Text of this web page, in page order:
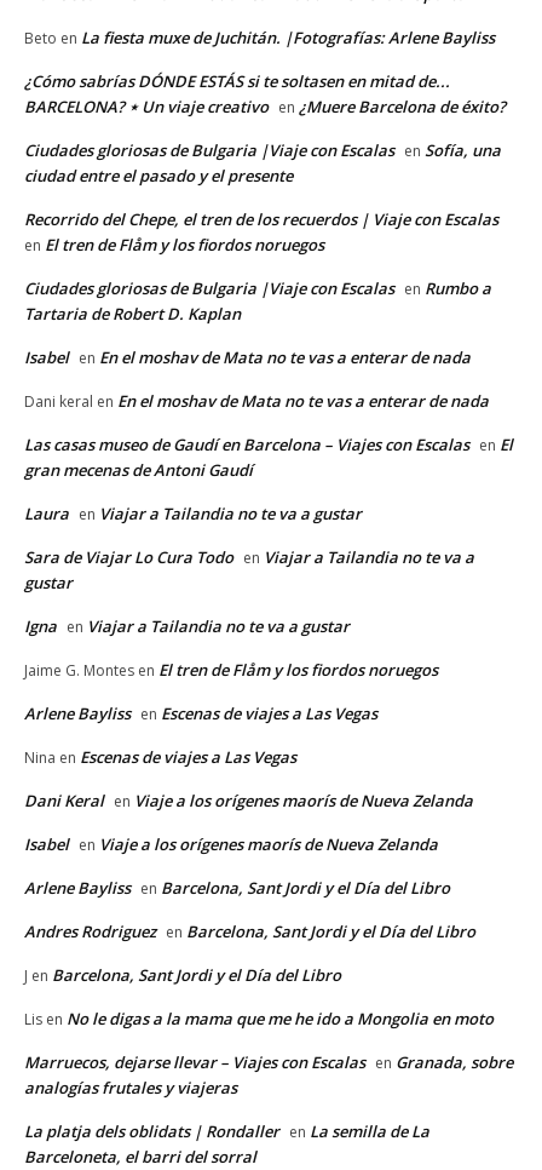
Beto en La fiesta muxe de Juchitán. |Fotografías: Arlene Bayliss
¿Cómo sabrías DÓNDE ESTÁS si te soltasen en mitad de...
BARCELONA? ⋆ Un viaje creativo en ¿Muere Barcelona de éxito?
Ciudades gloriosas de Bulgaria |Viaje con Escalas en Sofía, una
ciudad entre el pasado y el presente
Recorrido del Chepe, el tren de los recuerdos | Viaje con Escalas
en El tren de Flåm y los fiordos noruegos
Ciudades gloriosas de Bulgaria |Viaje con Escalas en Rumbo a
Tartaria de Robert D. Kaplan
Isabel en En el moshav de Mata no te vas a enterar de nada
Dani keral en En el moshav de Mata no te vas a enterar de nada
Las casas museo de Gaudí en Barcelona – Viajes con Escalas en El
gran mecenas de Antoni Gaudí
Laura en Viajar a Tailandia no te va a gustar
Sara de Viajar Lo Cura Todo en Viajar a Tailandia no te va a
gustar
Igna en Viajar a Tailandia no te va a gustar
Jaime G. Montes en El tren de Flåm y los fiordos noruegos
Arlene Bayliss en Escenas de viajes a Las Vegas
Nina en Escenas de viajes a Las Vegas
Dani Keral en Viaje a los orígenes maorís de Nueva Zelanda
Isabel en Viaje a los orígenes maorís de Nueva Zelanda
Arlene Bayliss en Barcelona, Sant Jordi y el Día del Libro
Andres Rodriguez en Barcelona, Sant Jordi y el Día del Libro
J en Barcelona, Sant Jordi y el Día del Libro
Lis en No le digas a la mama que me he ido a Mongolia en moto
Marruecos, dejarse llevar – Viajes con Escalas en Granada, sobre
analogías frutales y viajeras
La platja dels oblidats | Rondaller en La semilla de La
Barceloneta, el barri del sorral